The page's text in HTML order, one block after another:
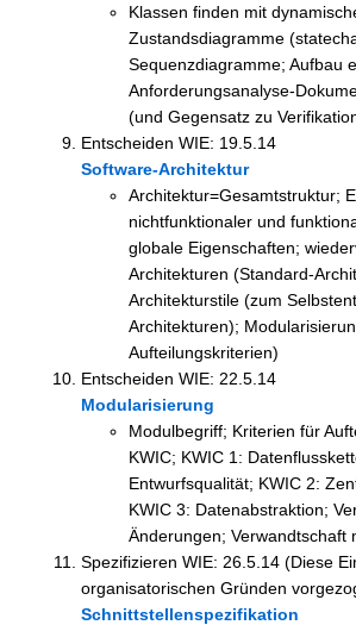
Klassen finden mit
Zustandsdiagramme
Sequenzdiagramme; Aufbau
Anforderungsanalyse-
(und Gegensatz zu
Entscheiden WIE: 19.5.14
Software-Architektur
Architektur=Gesamtstruktur;
nichtfunktionaler und
globale Eigenschaften;
Architekturen (Standard-
Architekturstile (zum
Architekturen);
Aufteilungskriterien)
Entscheiden WIE: 22.5.14
Modularisierung
Modulbegriff; Kriterien für
KWIC; KWIC 1:
Entwurfsqualität; KWIC 2:
KWIC 3: Datenabstraktion;
Änderungen; Verwandtschaft
Spezifizieren WIE: 26.5.14 (Diese
organisatorischen Gründen
Schnittstellenspezifikation